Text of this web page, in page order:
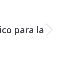
para la